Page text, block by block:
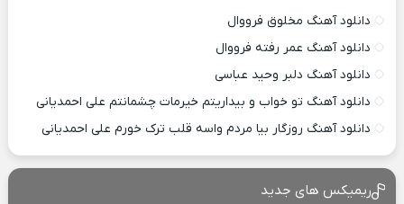
دانلود آهنگ مخلوق فرووال
دانلود آهنگ عمر رفته فرووال
دانلود آهنگ دلبر وحید عباسی
دانلود آهنگ تو خواب و بیداریتم خیرمات چشمانتم علی احمدیانی
دانلود آهنگ روزگار بیا مردم واسه قلب ترک خورم علی احمدیانی
ریمیکس های جدید